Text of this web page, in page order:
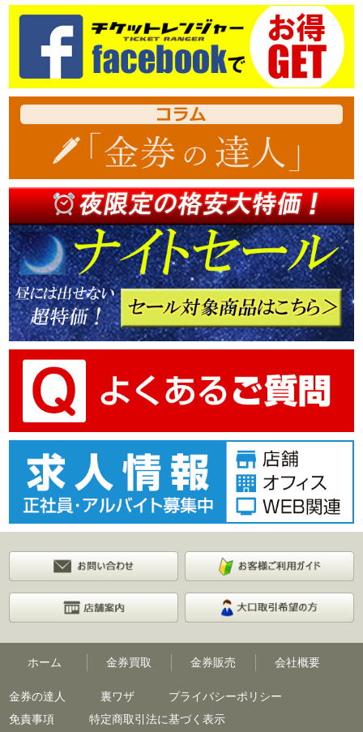
ホーム 金券買取 金券販売 会社概要
金券の達人 裏ワザ
プライバシーポリシー
免責事項
特定商取引法に基づく表示